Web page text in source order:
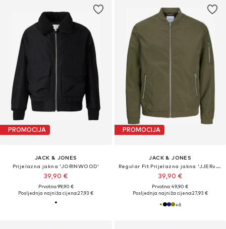
PROMOCIJA
JACK & JONES
Prijelazna jakna 'JORINWOOD'
39,90 €
Prvotno: 99,90 €
Posljednja najniža cijena:27,93 €
PROMOCIJA
JACK & JONES
Regular Fit Prijelazna jakna 'JJERush'
39,90 €
Prvotno: 49,90 €
Posljednja najniža cijena:27,93 €
+6